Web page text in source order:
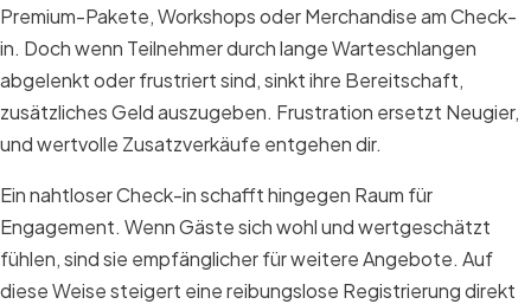
Premium-Pakete, Workshops oder Merchandise am Check-
in. Doch wenn Teilnehmer durch lange Warteschlangen
abgelenkt oder frustriert sind, sinkt ihre Bereitschaft,
zusätzliches Geld auszugeben. Frustration ersetzt Neugier,
und wertvolle Zusatzverkäufe entgehen dir.
Ein nahtloser Check-in schafft hingegen Raum für
Engagement. Wenn Gäste sich wohl und wertgeschätzt
fühlen, sind sie empfänglicher für weitere Angebote. Auf
diese Weise steigert eine reibungslose Registrierung direkt